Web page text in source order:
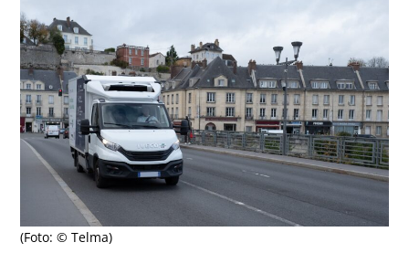
(Foto: © Telma)